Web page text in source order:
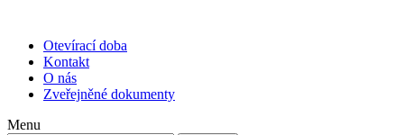
Otevírací doba
Kontakt
O nás
Zveřejněné dokumenty
Menu